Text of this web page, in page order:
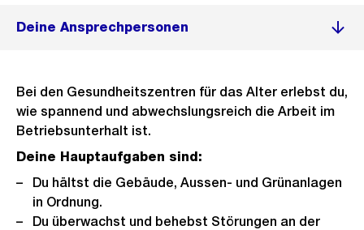
Deine Ansprechpersonen
Bei den Gesundheitszentren für das Alter erlebst du,
wie spannend und abwechslungsreich die Arbeit im
Betriebsunterhalt ist.
Deine Hauptaufgaben sind:
Du hältst die Gebäude, Aussen- und Grünanlagen
in Ordnung.
Du überwachst und behebst Störungen an der